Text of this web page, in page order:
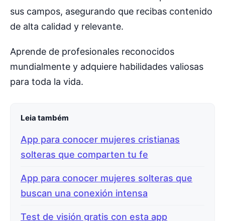
sus campos, asegurando que recibas contenido
de alta calidad y relevante.
Aprende de profesionales reconocidos
mundialmente y adquiere habilidades valiosas
para toda la vida.
Leia também
App para conocer mujeres cristianas
solteras que comparten tu fe
App para conocer mujeres solteras que
buscan una conexión intensa
Test de visión gratis con esta app